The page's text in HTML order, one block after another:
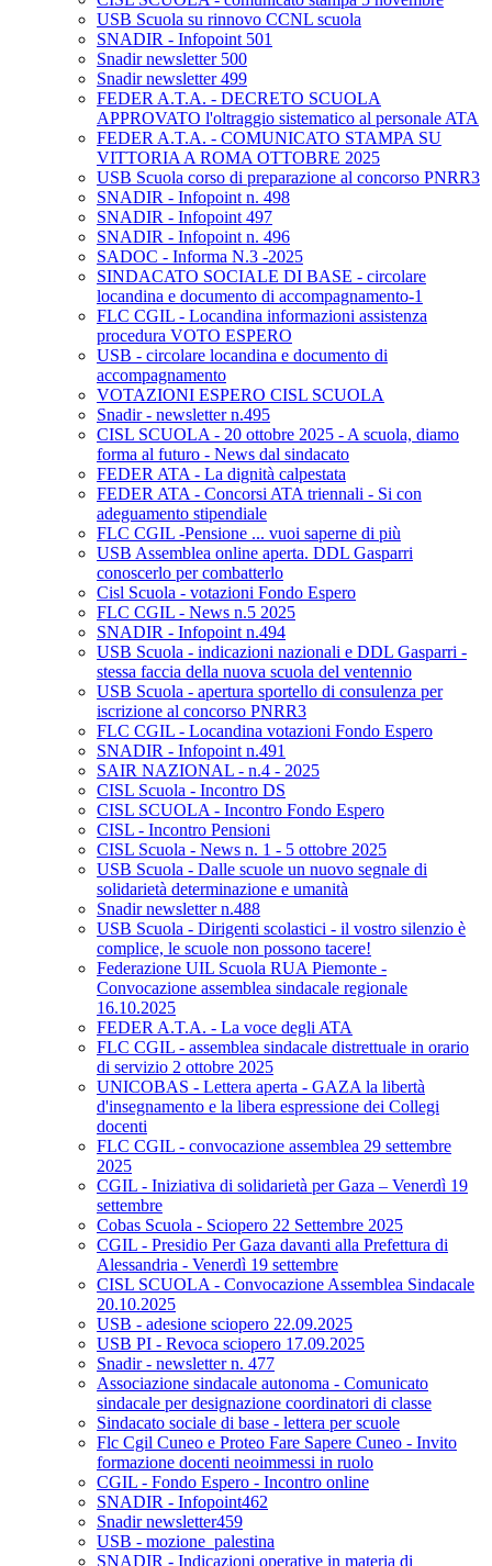
USB Scuola su rinnovo CCNL scuola
SNADIR - Infopoint 501
Snadir newsletter 500
Snadir newsletter 499
FEDER A.T.A. - DECRETO SCUOLA
APPROVATO l'oltraggio sistematico al personale ATA
FEDER A.T.A. - COMUNICATO STAMPA SU
VITTORIA A ROMA OTTOBRE 2025
USB Scuola corso di preparazione al concorso PNRR3
SNADIR - Infopoint n. 498
SNADIR - Infopoint 497
SNADIR - Infopoint n. 496
SADOC - Informa N.3 -2025
SINDACATO SOCIALE DI BASE - circolare
locandina e documento di accompagnamento-1
FLC CGIL - Locandina informazioni assistenza
procedura VOTO ESPERO
USB - circolare locandina e documento di
accompagnamento
VOTAZIONI ESPERO CISL SCUOLA
Snadir - newsletter n.495
CISL SCUOLA - 20 ottobre 2025 - A scuola, diamo
forma al futuro - News dal sindacato
FEDER ATA - La dignità calpestata
FEDER ATA - Concorsi ATA triennali - Si con
adeguamento stipendiale
FLC CGIL -Pensione ... vuoi saperne di più
USB Assemblea online aperta. DDL Gasparri
conoscerlo per combatterlo
Cisl Scuola - votazioni Fondo Espero
FLC CGIL - News n.5 2025
SNADIR - Infopoint n.494
USB Scuola - indicazioni nazionali e DDL Gasparri -
stessa faccia della nuova scuola del ventennio
USB Scuola - apertura sportello di consulenza per
iscrizione al concorso PNRR3
FLC CGIL - Locandina votazioni Fondo Espero
SNADIR - Infopoint n.491
SAIR NAZIONAL - n.4 - 2025
CISL Scuola - Incontro DS
CISL SCUOLA - Incontro Fondo Espero
CISL - Incontro Pensioni
CISL Scuola - News n. 1 - 5 ottobre 2025
USB Scuola - Dalle scuole un nuovo segnale di
solidarietà determinazione e umanità
Snadir newsletter n.488
USB Scuola - Dirigenti scolastici - il vostro silenzio è
complice, le scuole non possono tacere!
Federazione UIL Scuola RUA Piemonte -
Convocazione assemblea sindacale regionale
16.10.2025
FEDER A.T.A. - La voce degli ATA
FLC CGIL - assemblea sindacale distrettuale in orario
di servizio 2 ottobre 2025
UNICOBAS - Lettera aperta - GAZA la libertà
d'insegnamento e la libera espressione dei Collegi
docenti
FLC CGIL - convocazione assemblea 29 settembre
2025
CGIL - Iniziativa di solidarietà per Gaza – Venerdì 19
settembre
Cobas Scuola - Sciopero 22 Settembre 2025
CGIL - Presidio Per Gaza davanti alla Prefettura di
Alessandria - Venerdì 19 settembre
CISL SCUOLA - Convocazione Assemblea Sindacale
20.10.2025
USB - adesione sciopero 22.09.2025
USB PI - Revoca sciopero 17.09.2025
Snadir - newsletter n. 477
Associazione sindacale autonoma - Comunicato
sindacale per designazione coordinatori di classe
Sindacato sociale di base - lettera per scuole
Flc Cgil Cuneo e Proteo Fare Sapere Cuneo - Invito
formazione docenti neoimmessi in ruolo
CGIL - Fondo Espero - Incontro online
SNADIR - Infopoint462
Snadir newsletter459
USB - mozione_palestina
SNADIR - Indicazioni operative in materia di